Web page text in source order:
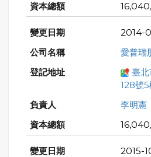
2014-
愛普瑞
臺
128號5
李明憲
2015-